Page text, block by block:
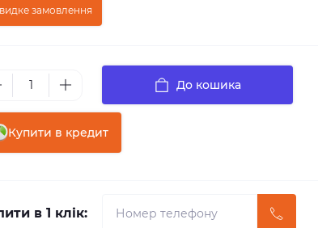
замовлення
До кошика
Купити в кредит
в 1 клік: